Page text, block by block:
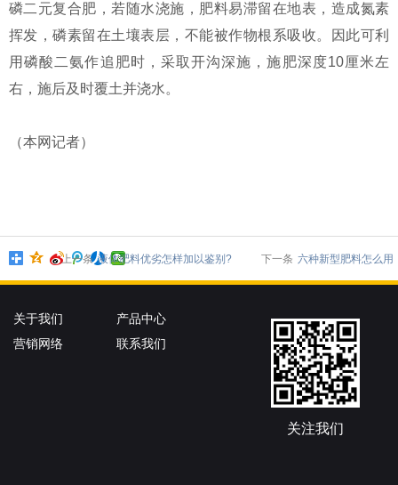
磷二元复合肥，若随水浇施，肥料易滞留在地表，造成氮素
挥发，磷素留在土壤表层，不能被作物根系吸收。因此可利
用磷酸二氨作追肥时，采取开沟深施，施肥深度10厘米左
右，施后及时覆土并浇水。
（本网记者）
上一条 液体肥料优劣怎样加以鉴别? 下一条 六种新型肥料怎么用
关于我们
产品中心
营销网络
联系我们
关注我们